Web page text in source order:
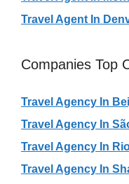
Travel Agent In
Companies Top
Travel Agency In
Travel Agency In
Travel Agency In
Travel Agency In